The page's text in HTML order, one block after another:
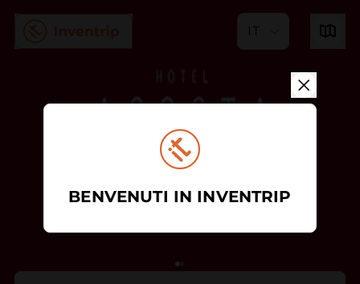
IT
BENVENUTI IN INVENTRIP